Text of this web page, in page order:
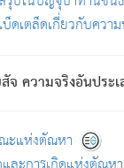
ดเตล็ดเกี่ยวกับควา
ความจริงอันประเ
ะแห่งตัณหา
ตรวจสอบกับตัวเล่ม